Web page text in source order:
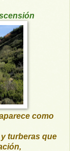
como
turberas que